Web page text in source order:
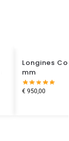
Longines
mm
€950,00